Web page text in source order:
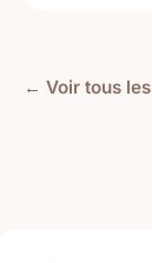
← Voir tous